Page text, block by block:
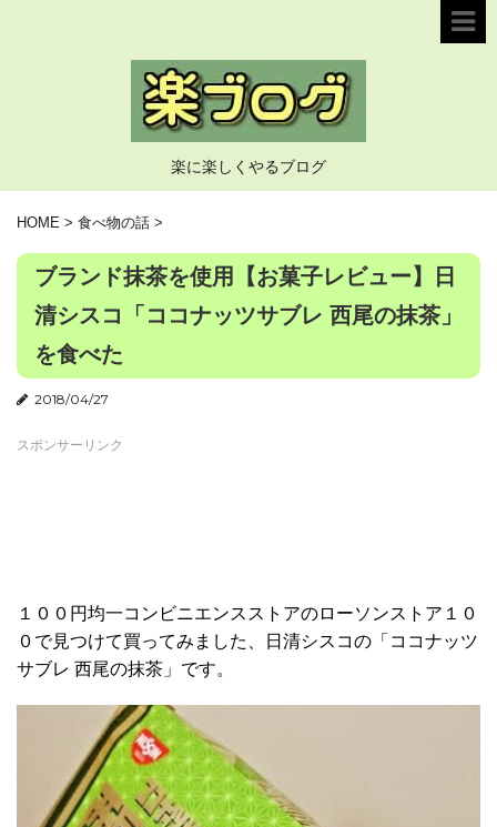
楽に楽しくやるブログ
HOME > 食べ物の話 >
ブランド抹茶を使用【お菓子レビュー】日
清シスコ「ココナッツサブレ 西尾の抹茶」
を食べた
2018/04/27
スポンサーリンク
１００円均一コンビニエンスストアのローソンストア１０
０で見つけて買ってみました、日清シスコの「ココナッツ
サブレ 西尾の抹茶」です。